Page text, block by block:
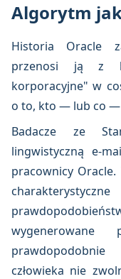
Algorytm
Historia Oracle
przenosi ją z
korporacyjne" w
o to, kto — lub co —
Badacze ze
lingwistyczną e-
pracownicy
człowieka nie